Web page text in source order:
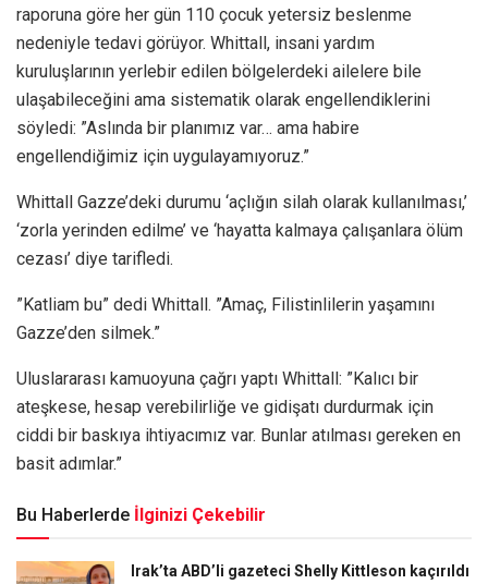
raporuna göre her gün 110 çocuk yetersiz beslenme
nedeniyle tedavi görüyor. Whittall, insani yardım
kuruluşlarının yerlebir edilen bölgelerdeki ailelere bile
ulaşabileceğini ama sistematik olarak engellendiklerini
söyledi: ”Aslında bir planımız var… ama habire
engellendiğimiz için uygulayamıyoruz.”
Whittall Gazze’deki durumu ‘açlığın silah olarak kullanılması,’
‘zorla yerinden edilme’ ve ‘hayatta kalmaya çalışanlara ölüm
cezası’ diye tarifledi.
”Katliam bu” dedi Whittall. ”Amaç, Filistinlilerin yaşamını
Gazze’den silmek.”
Uluslararası kamuoyuna çağrı yaptı Whittall: ”Kalıcı bir
ateşkese, hesap verebilirliğe ve gidişatı durdurmak için
ciddi bir baskıya ihtiyacımız var. Bunlar atılması gereken en
basit adımlar.”
Bu Haberlerde İlginizi Çekebilir
Irak’ta ABD’li gazeteci Shelly Kittleson kaçırıldı